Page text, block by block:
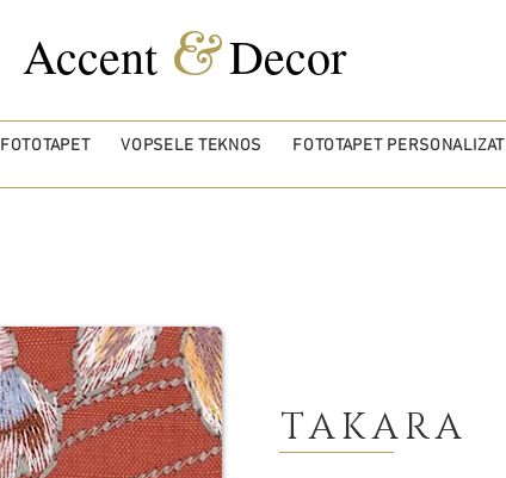
Accent &Decor
FOTOTAPET VOPSELE TEKNOS FOTOTAPET PERSONALIZAT
TAKARA